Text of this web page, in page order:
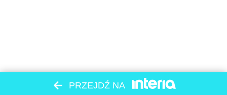
PRZEJDŹ NA